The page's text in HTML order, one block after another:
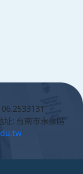
: 台南市永康區